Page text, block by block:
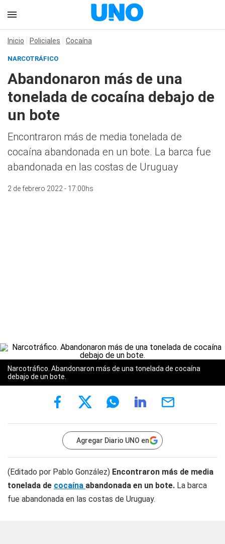
Inicio Policiales Cocaína
NARCOTRÁFICO
Abandonaron más de una
tonelada de cocaína debajo de
un bote
Encontraron más de media tonelada de
cocaína abandonada en un bote. La barca fue
abandonada en las costas de Uruguay
2 de febrero 2022 - 17:00hs
Narcotráfico. Abandonaron más de una tonelada de cocaína
debajo de un bote.
Agregar Diario UNO en
(Editado por Pablo González) Encontraron más de media
tonelada de cocaína abandonada en un bote. La barca
fue abandonada en las costas de Uruguay.